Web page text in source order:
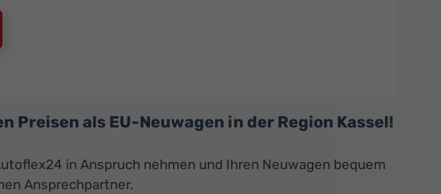
als EU-Neuwagen in der Region Kassel!
in Anspruch nehmen und Ihren Neuwagen bequem
Ansprechpartner.